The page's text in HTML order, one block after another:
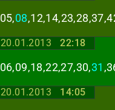
05,08
20.01.2013 22:18
06,09,18,22,27,30,31
20.01.2013 14:05